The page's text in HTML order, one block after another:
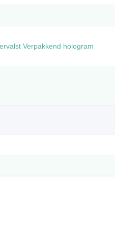
Verpakkend hologram